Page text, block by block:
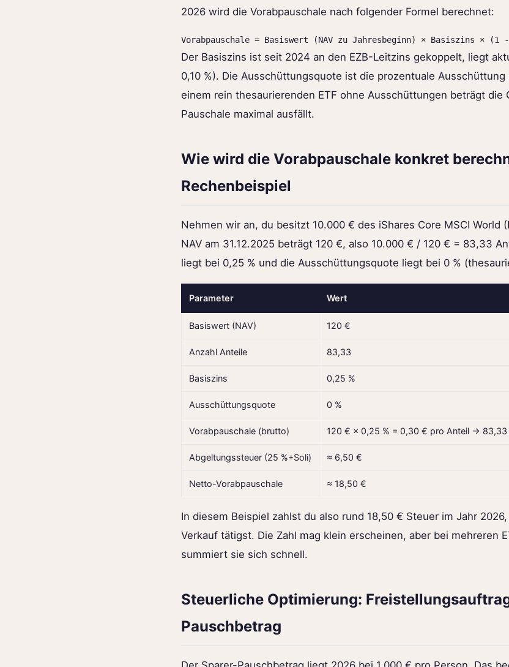
2026 wird die Vorabpauschale nach folgender Formel berechnet:
Vorabpauschale = Basiswert (NAV zu Jahresbeginn) × Basiszins × (1
Der Basiszins ist seit 2024 an den EZB-Leitzins gekoppelt, liegt
0,10 %). Die Ausschüttungsquote ist die prozentuale Ausschüttung
einem rein thesaurierenden ETF ohne Ausschüttungen beträgt die
Pauschale maximal ausfällt.
Wie wird die Vorabpauschale konkret
Rechenbeispiel
Nehmen wir an, du besitzt 10.000 € des iShares Core MSCI World
NAV am 31.12.2025 beträgt 120 €, also 10.000 € / 120 € = 83,33
liegt bei 0,25 % und die Ausschüttungsquote liegt bei 0 %
Parameter Wert
Basiswert (NAV) 120 €
Anzahl Anteile 83,33
Basiszins 0,25 %
Ausschüttungsquote 0 %
Vorabpauschale (brutto) 120 € × 0,25 % = 0,30 € pro Anteil →
Abgeltungssteuer (25 %+Soli) ≈ 6,50 €
Netto-Vorabpauschale ≈ 18,50 €
In diesem Beispiel zahlst du also rund 18,50 € Steuer im Jahr
Verkauf tätigst. Die Zahl mag klein erscheinen, aber bei mehreren
summiert sie sich schnell.
Steuerliche Optimierung:
Pauschbetrag